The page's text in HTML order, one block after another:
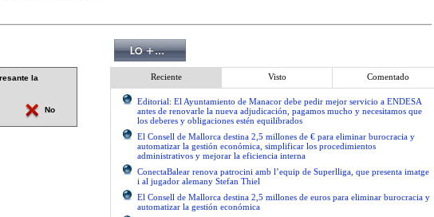
la
No
Reciente Visto Comentado
Editorial: El Ayuntamiento de Manacor debe pedir mejor servicio a ENDESA
antes de renovarle la nueva adjudicación, pagamos mucho y necesitamos que
los deberes y obligaciones estén equilibrados
El Consell de Mallorca destina 2,5 millones de € para eliminar burocracia y
automatizar la gestión económica, simplificar los procedimientos
administrativos y mejorar la eficiencia interna
ConectaBalear renova patrocini amb l’equip de Superlliga, que presenta imatge
i al jugador alemany Stefan Thiel
El Consell de Mallorca destina 2,5 millones de euros para eliminar burocracia y
automatizar la gestión económica